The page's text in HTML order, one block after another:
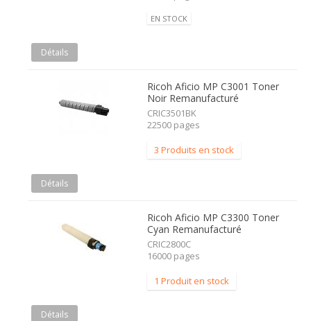
EN STOCK
Détails
Ricoh Aficio MP C3001 Toner
Noir Remanufacturé
CRIC3501BK
22500 pages
3 Produits en stock
Détails
Ricoh Aficio MP C3300 Toner
Cyan Remanufacturé
CRIC2800C
16000 pages
1 Produit en stock
Détails